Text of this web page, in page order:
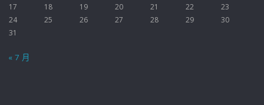
17
18 19 20 21 22
23
24
25 26 27 28 29
30
31
« 7 月